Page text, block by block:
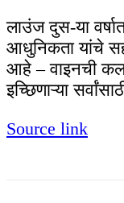
लाउंज दुस-या
आधुनिकता यांचे
आहे – वाइनची
इच्छिणाऱ्या
Source link